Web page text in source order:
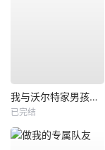
我与沃尔特家男孩的生活第三季
已完结